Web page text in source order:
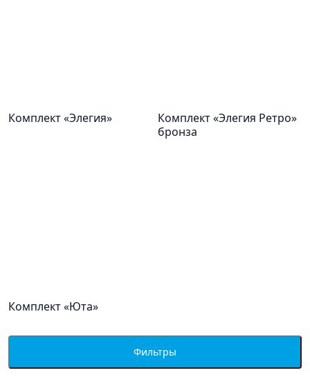
Комплект «Элегия»
Комплект «Элегия Ретро»
бронза
Комплект «Юта»
Фильтры